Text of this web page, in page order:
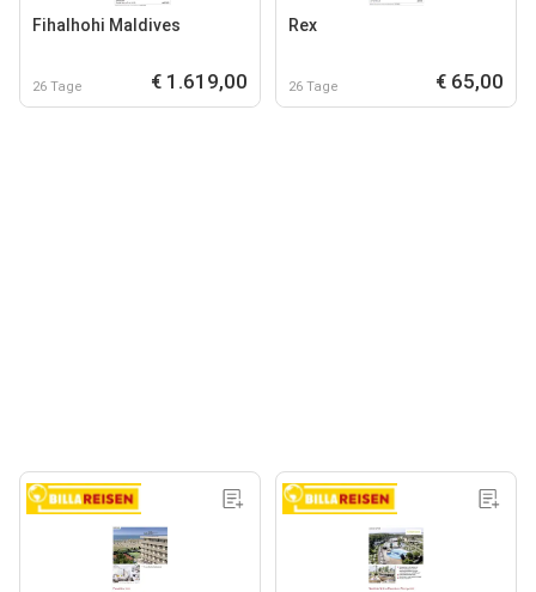
Fihalhohi Maldives
26 Tage € 1.619,00
Rex
26 Tage € 65,00